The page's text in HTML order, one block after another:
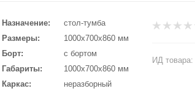
Назначение
стол-тумба
Размеры
1000х700х860 мм
Борт
с бортом
Габариты
1000х700х860 мм
Каркас
неразборный
ИД товара: